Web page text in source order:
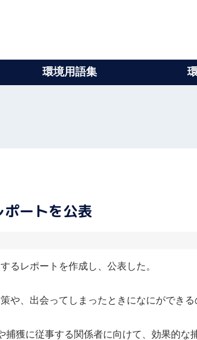
環境用語集
ートを公表
るレポートを作成し、公表した。
、出会ってしまったときになにができる
獲に従事する関係者に向けて、効果的な